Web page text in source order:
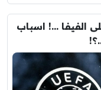
الفيفا …! اسباب